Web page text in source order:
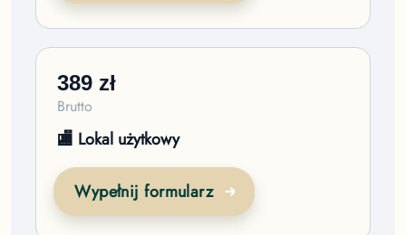
389 zł
Brutto
🏬 Lokal użytkowy
Wypełnij formularz